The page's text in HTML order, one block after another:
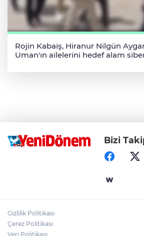
Rojin Kabaiş, Hiranur Nilgün
Uman'ın ailelerini hedef alam
Bizi
Gizlilik Politikası
Çerez Politikası
Veri Politikası